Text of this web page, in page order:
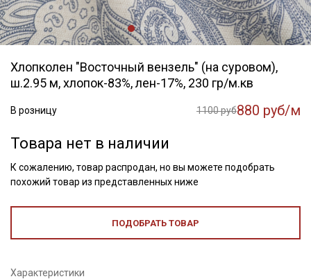
Хлопколен "Восточный вензель" (на суровом),
ш.2.95 м, хлопок-83%, лен-17%, 230 гр/м.кв
В розницу 1100 руб880 руб/м
Товара нет в наличии
К сожалению, товар распродан, но вы можете подобрать
похожий товар из представленных ниже
ПОДОБРАТЬ ТОВАР
Характеристики